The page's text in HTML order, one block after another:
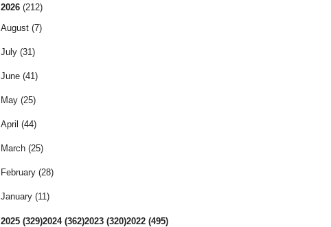
2026 (212)
August (7)
July (31)
June (41)
May (25)
April (44)
March (25)
February (28)
January (11)
2025 (329)2024 (362)2023 (320)2022 (495)